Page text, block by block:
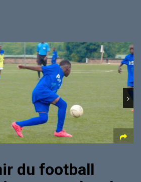
du football